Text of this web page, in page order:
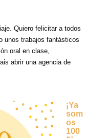
Quiero felicitar a todos
unos trabajos fantásticos
oral en clase,
abrir una agencia de
¡Ya
som
os
100